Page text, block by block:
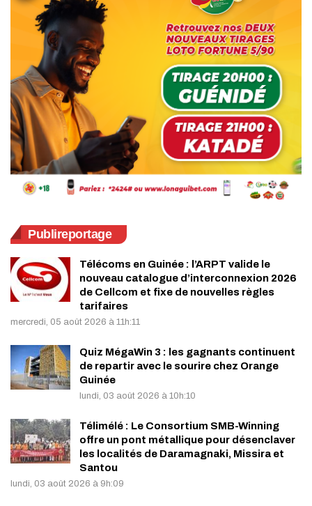
Publireportage
Télécoms en Guinée : l’ARPT valide le
nouveau catalogue d’interconnexion 2026
de Cellcom et fixe de nouvelles règles
tarifaires
mercredi, 05 août 2026 à 11h:11
Quiz MégaWin 3 : les gagnants continuent
de repartir avec le sourire chez Orange
Guinée
lundi, 03 août 2026 à 10h:10
Télimélé : Le Consortium SMB-Winning
offre un pont métallique pour désenclaver
les localités de Daramagnaki, Missira et
Santou
lundi, 03 août 2026 à 9h:09